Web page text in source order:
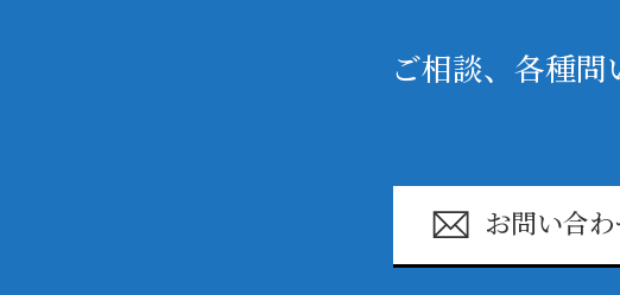
ご相談、各種
お問い合